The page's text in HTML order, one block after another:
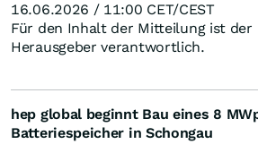
16.06.2026 / 11:00 CET/CEST
Für den Inhalt der Mitteilung ist
Herausgeber verantwortlich.
hep global beginnt Bau eines 8
Batteriespeicher in Schongau